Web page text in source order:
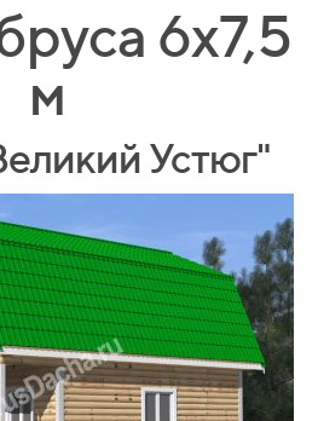
6х7,5
м
Устюг"